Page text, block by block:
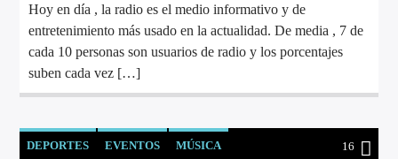
Hoy en día , la radio es el medio informativo y de
entretenimiento más usado en la actualidad. De media , 7 de
cada 10 personas son usuarios de radio y los porcentajes
suben cada vez […]
DEPORTES EVENTOS MÚSICA 16